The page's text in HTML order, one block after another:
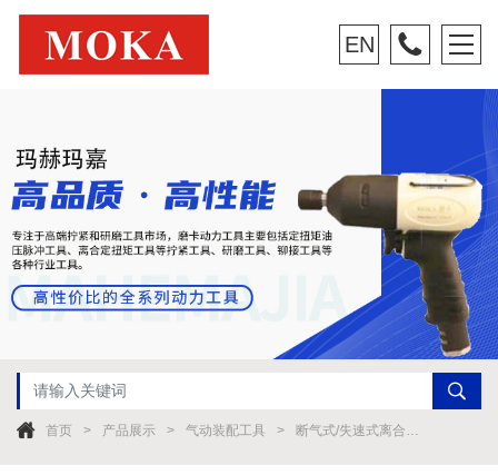
EN
首页 产品展示 气动装配工具 断气式/失速式离合器螺丝刀